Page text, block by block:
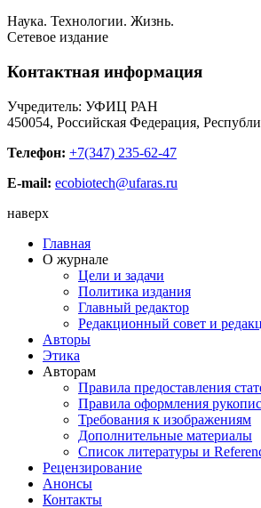
Наука. Технологии. Жизнь.
Сетевое издание
Контактная информация
Учредитель: УФИЦ РАН
450054, Российская Федерация,
Телефон: +7(347) 235-62-47
E-mail: ecobiotech@ufaras.ru
наверх
Главная
О журнале
Цели и задачи
Политика издания
Главный редактор
Редакционный совет и
Авторы
Этика
Авторам
Правила предоставления
Правила оформления
Требования к изображениям
Дополнительные материалы
Список литературы и
Рецензирование
Анонсы
Контакты